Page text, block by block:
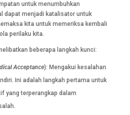
untuk menumbuhkan
dapat menjadi katalisator untuk
kita untuk memeriksa kembali
perilaku kita.
beberapa langkah kunci:
Acceptance): Mengakui kesalahan
Ini adalah langkah pertama untuk
yang terperangkap dalam